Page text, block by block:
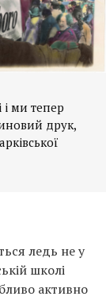
і ми тепер
друк,
ледь не у
школі
активно